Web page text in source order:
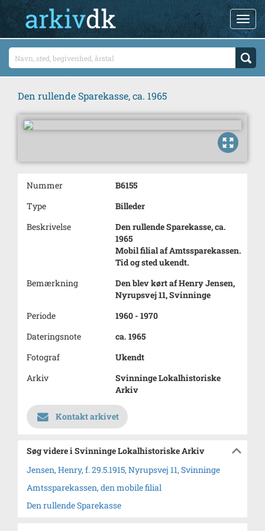
Den rullende Sparekasse, ca. 1965
Nummer
B6155
Type
Billeder
Beskrivelse
Den rullende Sparekasse, ca.
1965
Mobil filial af Amtssparekassen.
Tid og sted ukendt.
Bemærkning
Den blev kørt af Henry Jensen,
Nyrupsvej 11, Svinninge
Periode
1960 - 1970
Dateringsnote
ca. 1965
Fotograf
Ukendt
Arkiv
Svinninge Lokalhistoriske
Arkiv
Kontakt arkivet
Søg videre i Svinninge Lokalhistoriske Arkiv
Jensen, Henry, f. 29.5.1915, Nyrupsvej 11, Svinninge
Amtssparekassen, den mobile filial
Den rullende Sparekasse